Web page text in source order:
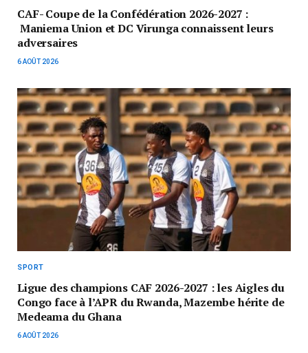
CAF- Coupe de la Confédération 2026-2027 :
Maniema Union et DC Virunga connaissent leurs
adversaires
6 AOÛT 2026
SPORT
Ligue des champions CAF 2026-2027 : les Aigles du
Congo face à l’APR du Rwanda, Mazembe hérite de
Medeama du Ghana
6 AOÛT 2026